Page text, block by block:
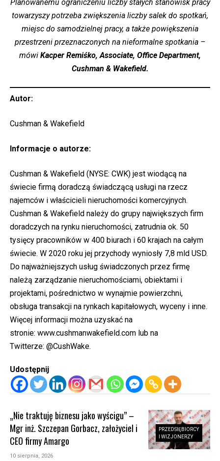
Planowanemu ograniczeniu liczby stałych stanowisk pracy
towarzyszy potrzeba zwiększenia liczby salek do spotkań,
miejsc do samodzielnej pracy, a także powiększenia
przestrzeni przeznaczonych na nieformalne spotkania –
mówi Kacper Remiśko, Associate, Office Department,
Cushman & Wakefield.
Autor:
Cushman & Wakefield
Informacje o autorze:
Cushman & Wakefield (NYSE: CWK) jest wiodącą na
świecie firmą doradczą świadczącą usługi na rzecz
najemców i właścicieli nieruchomości komercyjnych.
Cushman & Wakefield należy do grupy największych firm
doradczych na rynku nieruchomości, zatrudnia ok. 50
tysięcy pracowników w 400 biurach i 60 krajach na całym
świecie. W 2020 roku jej przychody wyniosły 7,8 mld USD.
Do najważniejszych usług świadczonych przez firmę
należą zarządzanie nieruchomościami, obiektami i
projektami, pośrednictwo w wynajmie powierzchni,
obsługa transakcji na rynkach kapitałowych, wyceny i inne.
Więcej informacji można uzyskać na
stronie: www.cushmanwakefield.com lub na
Twitterze: @CushWake.
Udostępnij
PRZEDSIĘBIORCY
I WIZJONERZY
„Nie traktuję biznesu jako wyścigu” –
Mgr inż. Szczepan Gorbacz, założyciel i
CEO firmy Amargo
10 sierpnia, 2026